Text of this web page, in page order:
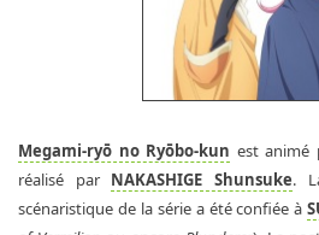
Megami-ryō no Ryōbo-kun est animé
réalisé par NAKASHIGE Shunsuke.
scénaristique de la série a été confiée à